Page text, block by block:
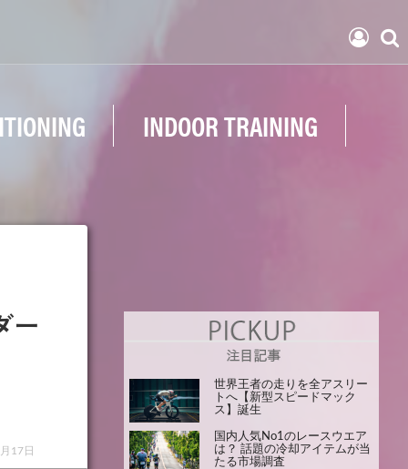
INDOOR TRAINING
ー
17日
世界王者の走りを全アスリー
トへ【新型スピードマック
ス】誕生
国内人気No1のレースウエア
は？ 話題の冷却アイテムが当
たる市場調査